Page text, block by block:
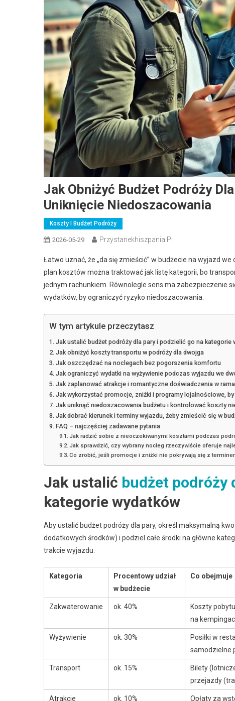
Jak Obniżyć Budżet Podróży
Uniknięcie Niedoszacowania
Koszty I Budżet Podróży
2026-05-29 Przystanekhiszpania.pl
Łatwo uznać, że „da się zmieścić” w budżecie na wyjazd
plan kosztów można traktować jak listę kategorii, bo
jednym rachunkiem. Równolegle sens ma zabezpieczenie
wydatków, by ograniczyć ryzyko niedoszacowania.
W tym artykule przeczytasz
Jak ustalić budżet podróży dla pary i podzielić go na kategorie
Jak obniżyć koszty transportu w podróży dla dwojga
Jak oszczędzać na noclegach bez pogorszenia komfortu
Jak ograniczyć wydatki na wyżywienie podczas wyjazdu we
Jak zaplanować atrakcje i romantyczne doświadczenia w
Jak wykorzystać promocje, zniżki i programy lojalnościowe, by
Jak uniknąć niedoszacowania budżetu i kontrolować koszty
Jak dobrać kierunek i terminy wyjazdu, żeby zmieścić się w
FAQ – najczęściej zadawane pytania
Jak radzić sobie z nieoczekiwanymi kosztami podczas
Jak sprawdzić, czy wybrany nocleg rzeczywiście oferuje
Co zrobić, jeśli promocje i zniżki nie pokrywają się z
Jak ustalić budżet podróży
kategorie wydatków
Aby ustalić budżet podróży dla pary, określ maksymalną
dodatkowych środków) i podziel całe środki na główne
trakcie wyjazdu.
Kategoria
Procentowy udział
w budżecie
Co obejmuje
Zakwaterowanie ok. 40%
Koszty
na
Wyżywienie ok. 30%
Posiłki w
samodzielne
Transport ok. 15%
Bilety
przejazdy
Atrakcje ok. 10%
Opłaty za